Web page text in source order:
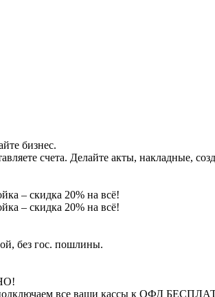
бизнес.
счета. Делайте акты, накладные,
– скидка 20% на всё!
– скидка 20% на всё!
без гос. пошлины.
подключаем все ваши кассы к ОФД